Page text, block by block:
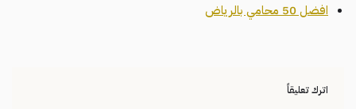
افضل 50 محامي بالرياض
اترك تعليقاً